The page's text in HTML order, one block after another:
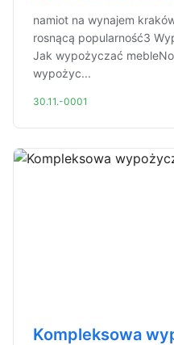
namiot na wynajem
rosnącą popularność3
Jak wypożyczać
wypożyc...
30.11.-0001
Kompleksowa